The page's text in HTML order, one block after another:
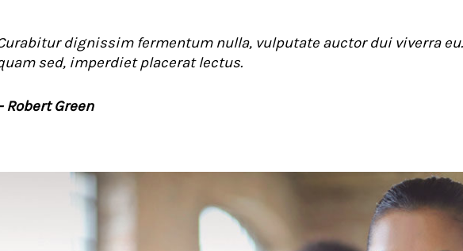
dignissim fermentum nulla, vulputate auctor dui viverra
sed, imperdiet placerat lectus.
Robert Green